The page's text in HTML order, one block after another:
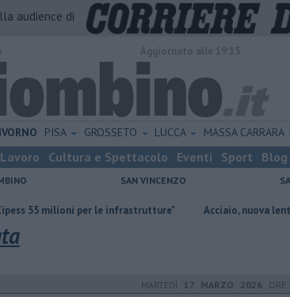
audience di
PISA GROSSETO LUCCA MASSA CARRARA
Lavoro Cultura e Spettacolo Eventi Sport Blog
SAN VINCENZO
per le infrastrutture" Acciaio, nuova lente
MARTEDÌ 17 MARZO 2026